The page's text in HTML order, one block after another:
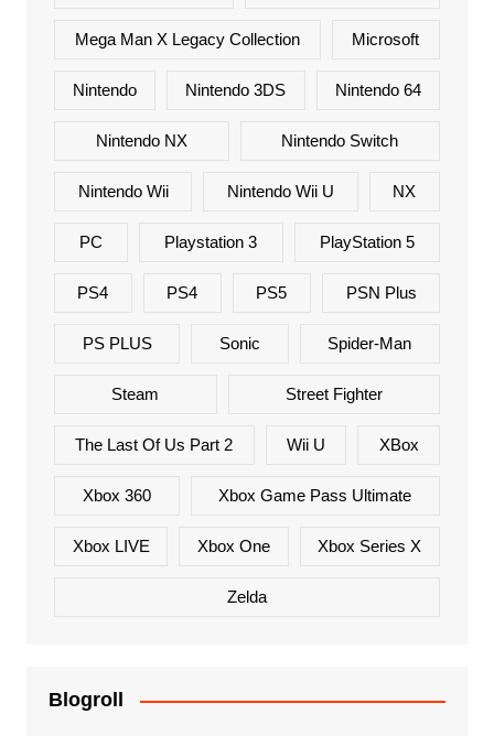
Mega Man X Legacy Collection Microsoft
Nintendo Nintendo 3DS Nintendo 64
Nintendo NX Nintendo Switch
Nintendo Wii Nintendo Wii U NX
PC Playstation 3 PlayStation 5
PS4 PS4 PS5 PSN Plus
PS PLUS Sonic Spider-Man
Steam Street Fighter
The Last Of Us Part 2 Wii U XBox
Xbox 360 Xbox Game Pass Ultimate
Xbox LIVE Xbox One Xbox Series X
Zelda
Blogroll